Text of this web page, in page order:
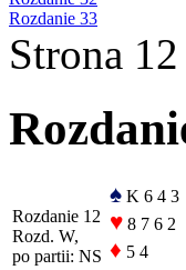
Rozdanie 33
Strona
Rozdanie 12
Rozd. W,
po partii: NS
♠ K 6 4 3
♥ 8 7 6 2
♦ 5 4